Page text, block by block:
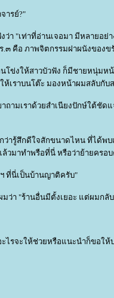
ารย์?"
ว่า "เท่าที่อ่านเจอมา มีหลายอ
.๓ คือ ภาพจิตกรรมฝาผนังของข
โข่งให้สาวบัวฟัง ก็มีชายหนุ่มห
ห้เราบนโต๊ะ มองหน้าผมสลับกั
ามเราด้วยสำเนียงปักษ์ใต้ชัด
ว่ารู้สึกดีใจสักขนาดไหน ที่ได้พ
วมาทำพรือที่นี่ หรือว่าย้ายครอ
ที่นี่เป็นบ้านญาติครับ"
ว่า "ร้านอื่นมีตั้งเยอะ แต่ผมกลั
ไรจะให้ช่วยหรือแนะนำก็ขอใ